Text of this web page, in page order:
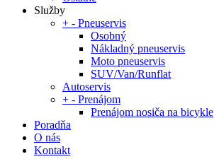
Služby
+ - Pneuservis
Osobný
Nákladný pneuservis
Moto pneuservis
SUV/Van/Runflat
Autoservis
+ - Prenájom
Prenájom nosiča na bicykle
Poradňa
O nás
Kontakt